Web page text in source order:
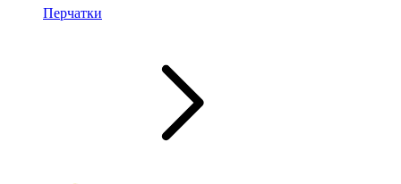
Перчатки